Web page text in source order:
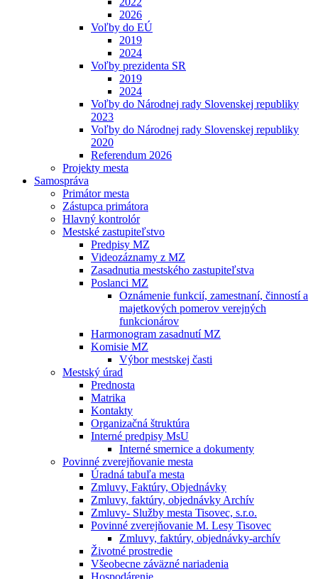
2026
Voľby do EÚ
2019
2024
Voľby prezidenta SR
2019
2024
Voľby do Národnej rady Slovenskej republiky
2023
Voľby do Národnej rady Slovenskej republiky
2020
Referendum 2026
Projekty mesta
Samospráva
Primátor mesta
Zástupca primátora
Hlavný kontrolór
Mestské zastupiteľstvo
Predpisy MZ
Videozáznamy z MZ
Zasadnutia mestského zastupiteľstva
Poslanci MZ
Oznámenie funkcií, zamestnaní, činností a
majetkových pomerov verejných
funkcionárov
Harmonogram zasadnutí MZ
Komisie MZ
Výbor mestskej časti
Mestský úrad
Prednosta
Matrika
Kontakty
Organizačná štruktúra
Interné predpisy MsU
Interné smernice a dokumenty
Povinné zverejňovanie mesta
Úradná tabuľa mesta
Zmluvy, Faktúry, Objednávky
Zmluvy, faktúry, objednávky Archív
Zmluvy- Služby mesta Tisovec, s.r.o.
Povinné zverejňovanie M. Lesy Tisovec
Zmluvy, faktúry, objednávky-archív
Životné prostredie
Všeobecne záväzné nariadenia
Hospodárenie